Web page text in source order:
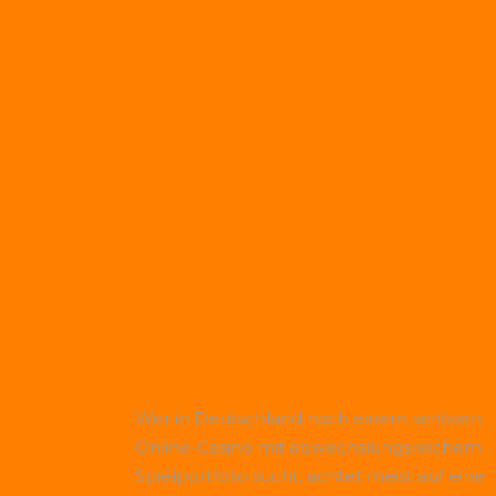
Wer in Deutschland nach einem seriösen
Online-Casino mit abwechslungsreichem
Spielportfolio sucht, achtet meist auf eine